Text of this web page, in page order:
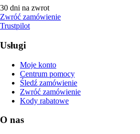
30 dni na zwrot
Zwróć zamówienie
Trustpilot
Usługi
Moje konto
Centrum pomocy
Śledź zamówienie
Zwróć zamówienie
Kody rabatowe
O nas